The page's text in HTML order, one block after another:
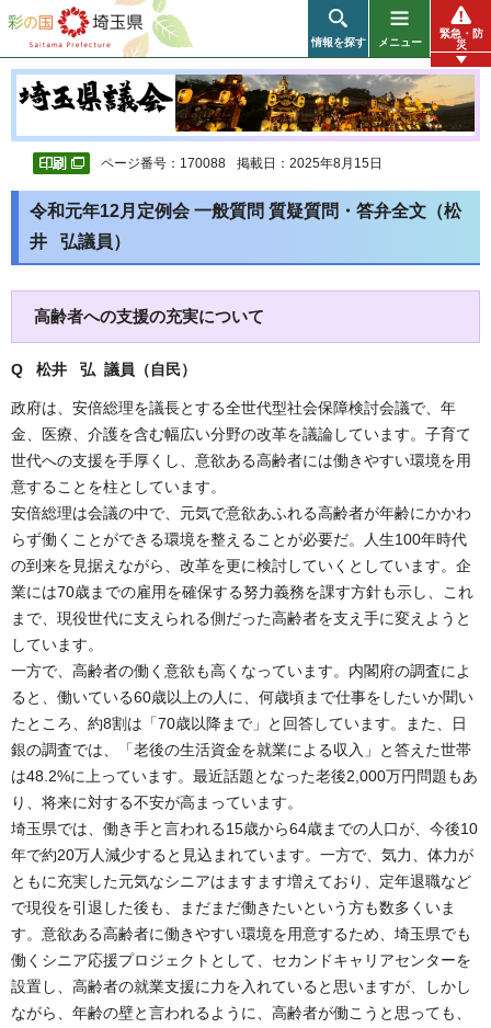
彩の国 埼玉県
情報を探す メニュー
緊急・防
災
ページ番号：170088 掲載日：2025年8月15日
令和元年12月定例会 一般質問 質疑質問・答弁全文（松
井 弘議員）
高齢者への支援の充実について
Q 松井 弘 議員（自民）
政府は、安倍総理を議長とする全世代型社会保障検討会議で、年
金、医療、介護を含む幅広い分野の改革を議論しています。子育て
世代への支援を手厚くし、意欲ある高齢者には働きやすい環境を用
意することを柱としています。
安倍総理は会議の中で、元気で意欲あふれる高齢者が年齢にかかわ
らず働くことができる環境を整えることが必要だ。人生100年時代
の到来を見据えながら、改革を更に検討していくとしています。企
業には70歳までの雇用を確保する努力義務を課す方針も示し、これ
まで、現役世代に支えられる側だった高齢者を支え手に変えようと
しています。
一方で、高齢者の働く意欲も高くなっています。内閣府の調査によ
ると、働いている60歳以上の人に、何歳頃まで仕事をしたいか聞い
たところ、約8割は「70歳以降まで」と回答しています。また、日
銀の調査では、「老後の生活資金を就業による収入」と答えた世帯
は48.2%に上っています。最近話題となった老後2,000万円問題もあ
り、将来に対する不安が高まっています。
埼玉県では、働き手と言われる15歳から64歳までの人口が、今後10
年で約20万人減少すると見込まれています。一方で、気力、体力が
ともに充実した元気なシニアはますます増えており、定年退職など
で現役を引退した後も、まだまだ働きたいという方も数多くいま
す。意欲ある高齢者に働きやすい環境を用意するため、埼玉県でも
働くシニア応援プロジェクトとして、セカンドキャリアセンターを
設置し、高齢者の就業支援に力を入れていると思いますが、しかし
ながら、年齢の壁と言われるように、高齢者が働こうと思っても、